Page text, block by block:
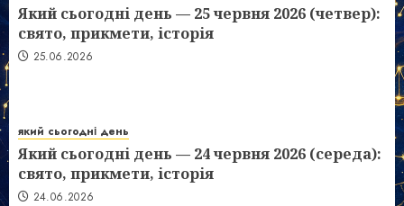
Який сьогодні день — 25 червня 2026 (четвер):
свято, прикмети, історія
25.06.2026
який сьогодні день
Який сьогодні день — 24 червня 2026 (середа):
свято, прикмети, історія
24.06.2026